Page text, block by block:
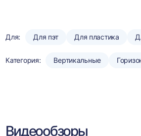
Для: Для пэт Для пластика
Категория: Вертикальные
Видеообзоры